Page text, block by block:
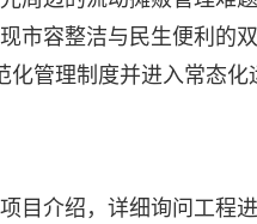
市容整洁与民生便利的
化管理制度并进入常态
目介绍，详细询问工程